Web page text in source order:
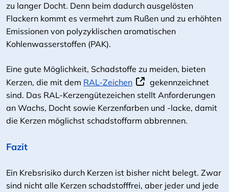
zu langer Docht. Denn beim dadurch ausgelösten
Flackern kommt es vermehrt zum Rußen und zu erhöhten
Emissionen von polyzyklischen aromatischen
Kohlenwasserstoffen (PAK).
Eine gute Möglichkeit, Schadstoffe zu meiden, bieten
Kerzen, die mit dem RAL-Zeichen
gekennzeichnet
sind. Das RAL-Kerzengütezeichen stellt Anforderungen
an Wachs, Docht sowie Kerzenfarben und -lacke, damit
die Kerzen möglichst schadstoffarm abbrennen.
Fazit
Ein Krebsrisiko durch Kerzen ist bisher nicht belegt. Zwar
sind nicht alle Kerzen schadstofffrei, aber jeder und jede